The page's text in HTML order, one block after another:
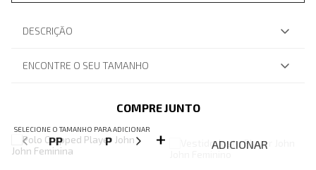
DESCRIÇÃO
ENCONTRE O SEU TAMANHO
COMPRE JUNTO
SELECIONE O TAMANHO PARA ADICIONAR
PP P M G
ADICIONAR